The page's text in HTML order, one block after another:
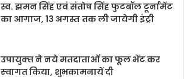
स्व. झमन सिंह एवं संतोष सिंह फुटबॉल टूर्नामेंट
का आगाज, 13 अगस्त तक ली जायेगी इंट्री
उपायुक्‍त ने नये मतदाताओंं का फूल भेंट कर
स्‍वागत किया, शुभकामनायें दी